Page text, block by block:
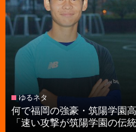
ゆるネタ
何で福岡の強豪・筑陽学園
「速い攻撃が筑陽学園の伝